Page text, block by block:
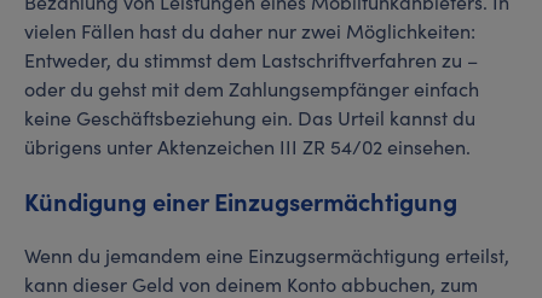
vielen Fällen hast du daher nur zwei Möglichkeiten:
Entweder, du stimmst dem Lastschriftverfahren zu –
oder du gehst mit dem Zahlungsempfänger einfach
keine Geschäftsbeziehung ein. Das Urteil kannst du
übrigens unter Aktenzeichen III ZR 54/02 einsehen.
Kündigung einer Einzugsermächtigung
Wenn du jemandem eine Einzugsermächtigung erteilst,
kann dieser Geld von deinem Konto abbuchen, zum